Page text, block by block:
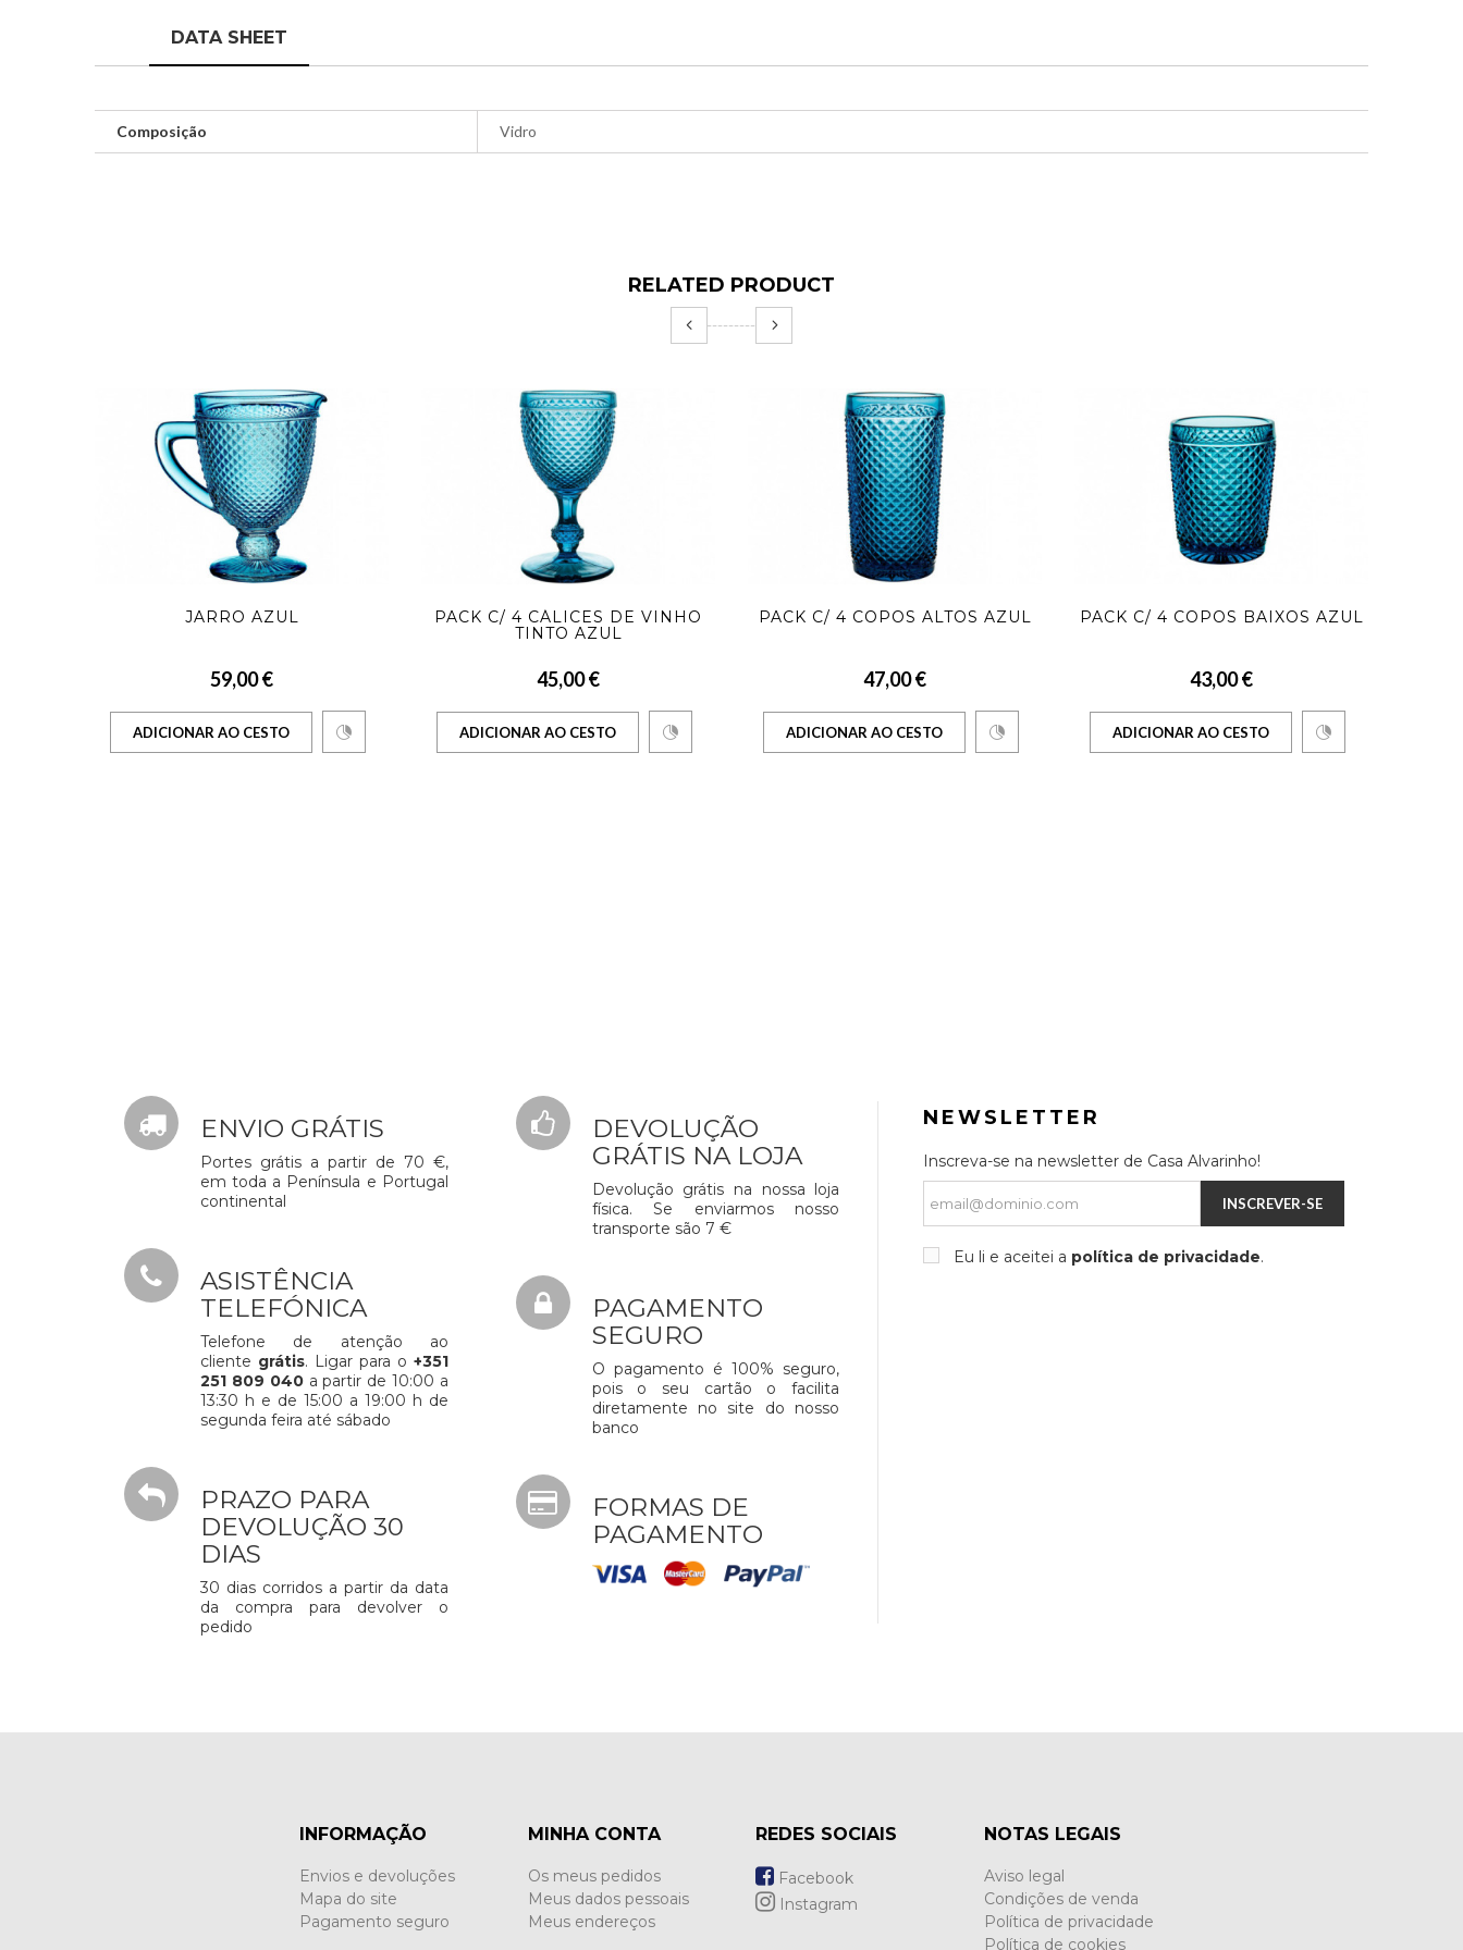
DATA SHEET
Composição Vidro
RELATED PRODUCT
JARRO AZUL
59,00 €
ADICIONAR AO CESTO
PACK C/ 4 CÁLICES DE VINHO
TINTO AZUL
45,00 €
ADICIONAR AO CESTO
PACK C/ 4 COPOS ALTOS AZUL
47,00 €
ADICIONAR AO CESTO
PACK C/ 4 COPOS BAIXOS AZUL
43,00 €
ADICIONAR AO CESTO
ENVIO GRÁTIS
Portes grátis a partir de 70 €,
em toda a Península e Portugal
continental
ASISTÊNCIA
TELEFÓNICA
Telefone de atenção ao
cliente grátis. Ligar para o +351
251 809 040a partir de 10:00 a
13:30 h e de 15:00 a 19:00 h de
segunda feira até sábado
PRAZO PARA
DEVOLUÇÃO 30
DIAS
30 dias corridos a partir da data
da compra para devolver o
pedido
DEVOLUÇÃO
GRÁTIS NA LOJA
Devolução grátis na nossa loja
física. Se enviarmos nosso
transporte são 7 €
PAGAMENTO
SEGURO
O pagamento é 100% seguro,
pois o seu cartão o facilita
diretamente no site do nosso
banco
FORMAS DE
PAGAMENTO
NEWSLETTER
Inscreva-se na newsletter de Casa Alvarinho!
INSCREVER-SE
Eu li e aceitei a política de privacidade.
INFORMAÇÃO
Envios e devoluções
Mapa do site
Pagamento seguro
MINHA CONTA
Os meus pedidos
Meus dados pessoais
Meus endereços
REDES SOCIAIS
Facebook
Instagram
NOTAS LEGAIS
Aviso legal
Condições de venda
Política de privacidade
Política de cookies